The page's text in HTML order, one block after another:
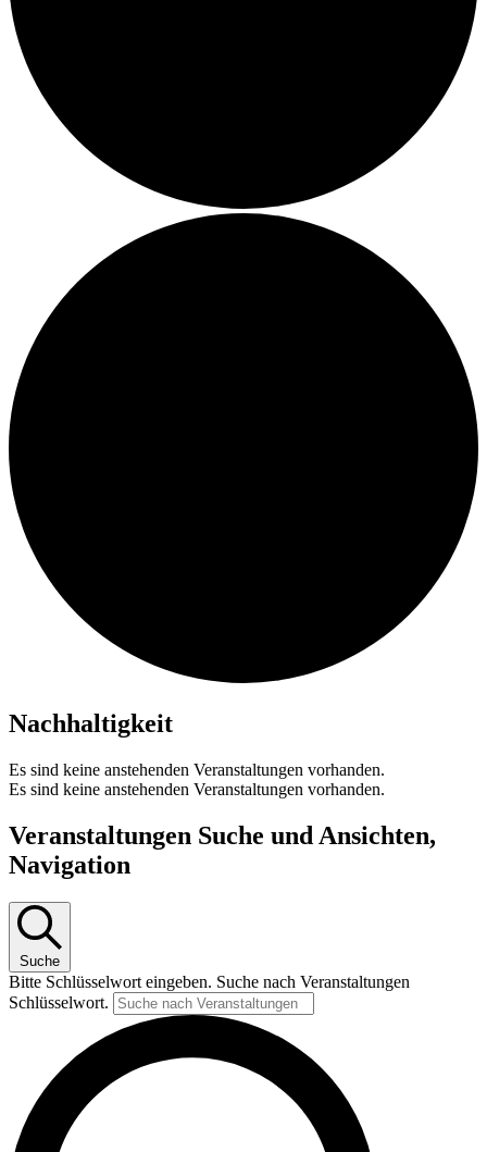
Nachhaltigkeit
Es sind keine anstehenden Veranstaltungen vorhanden.
Es sind keine anstehenden Veranstaltungen vorhanden.
Veranstaltungen Suche und Ansichten,
Navigation
Suche
Bitte Schlüsselwort eingeben. Suche nach Veranstaltungen
Schlüsselwort.